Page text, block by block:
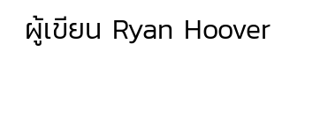
ผู้เขียน Ryan Hoover